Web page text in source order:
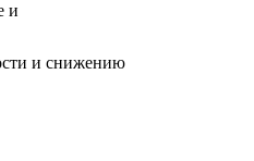
и
и снижению